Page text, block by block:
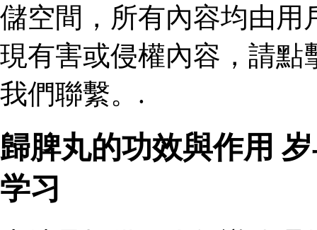
儲空間，所有內容均由用
現有害或侵權內容，請點
我們聯繫。.
歸脾丸的功效與作用
学习